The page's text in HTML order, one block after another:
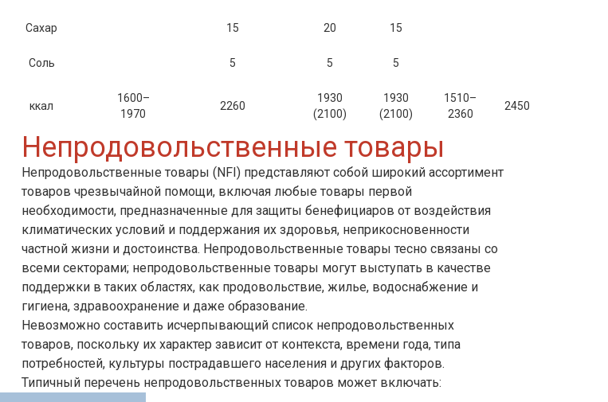
Сахар 15 20 15
Соль 5 5 5
ккал
1600–
1970
2260
1930
(2100)
1930
(2100)
1510–
2360
2450
Непродовольственные товары
Непродовольственные товары (NFI) представляют собой широкий ассортимент
товаров чрезвычайной помощи, включая любые товары первой
необходимости, предназначенные для защиты бенефициаров от воздействия
климатических условий и поддержания их здоровья, неприкосновенности
частной жизни и достоинства. Непродовольственные товары тесно связаны со
всеми секторами; непродовольственные товары могут выступать в качестве
поддержки в таких областях, как продовольствие, жилье, водоснабжение и
гигиена, здравоохранение и даже образование.
Невозможно составить исчерпывающий список непродовольственных
товаров, поскольку их характер зависит от контекста, времени года, типа
потребностей, культуры пострадавшего населения и других факторов.
Типичный перечень непродовольственных товаров может включать: